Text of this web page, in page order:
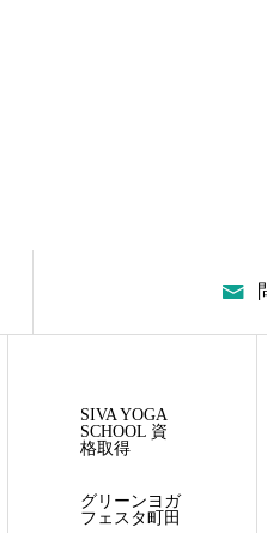
SIVA YOGA
SCHOOL 資
格取得
グリーンヨガ
フェスタ町田